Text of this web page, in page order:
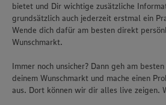
bietet und Dir wichtige zusätzliche
grundsätzlich auch jederzeit erstmal ein
Wende dich dafür am besten direkt
Wunschmarkt.
Immer noch unsicher? Dann geh am
deinem Wunschmarkt und mache einen
aus. Dort können wir dir alles live zeigen.